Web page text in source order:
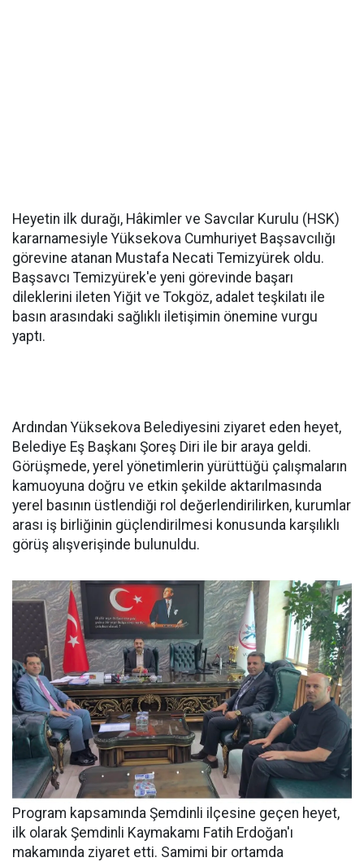
Heyetin ilk durağı, Hâkimler ve Savcılar Kurulu (HSK)
kararnamesiyle Yüksekova Cumhuriyet Başsavcılığı
görevine atanan Mustafa Necati Temizyürek oldu.
Başsavcı Temizyürek'e yeni görevinde başarı
dileklerini ileten Yiğit ve Tokgöz, adalet teşkilatı ile
basın arasındaki sağlıklı iletişimin önemine vurgu
yaptı.
Ardından Yüksekova Belediyesini ziyaret eden heyet,
Belediye Eş Başkanı Şoreş Diri ile bir araya geldi.
Görüşmede, yerel yönetimlerin yürüttüğü çalışmaların
kamuoyuna doğru ve etkin şekilde aktarılmasında
yerel basının üstlendiği rol değerlendirilirken, kurumlar
arası iş birliğinin güçlendirilmesi konusunda karşılıklı
görüş alışverişinde bulunuldu.
Program kapsamında Şemdinli ilçesine geçen heyet,
ilk olarak Şemdinli Kaymakamı Fatih Erdoğan'ı
makamında ziyaret etti. Samimi bir ortamda